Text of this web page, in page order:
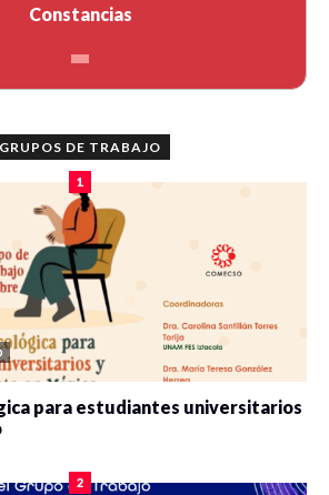
Constancias
GRUPOS DE TRABAJO
1
para estudiantes universitarios
2